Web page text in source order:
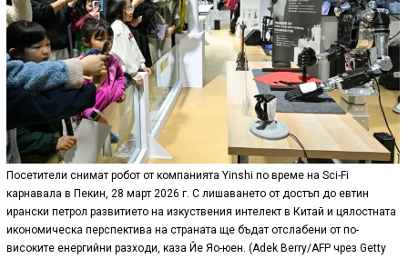
Посетители снимат робот от компанията Yinshi по време на Sci-Fi
карнавала в Пекин, 28 март 2026 г. С лишаването от достъп до евтин
ирански петрол развитието на изкуствения интелект в Китай и цялостната
икономическа перспектива на страната ще бъдат отслабени от по-
високите енергийни разходи, каза Йе Яо-юен. (Adek Berry/AFP чрез Getty